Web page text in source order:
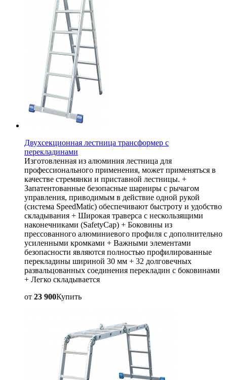
Двухсекционная лестница трансформер с
перекладинами
Изготовленная из алюминия лестница для
профессионального применения, может применяться в
качестве стремянки и приставной лестницы. +
Запатентованные безопасные шарниры с рычагом
управления, приводимым в действие одной рукой
(система SpeedMatic) обеспечивают быстроту и удобство
складывания + Широкая траверса с нескользящими
наконечниками (SafetyCap) + Боковины из
прессованного алюминиевого профиля с дополнительно
усиленными кромками + Важными элементами
безопасности являются полностью профилированные
перекладины шириной 30 мм + 32 долговечных
развальцованных соединения перекладин с боковинами
+ Легко складывается
от 23 900Купить